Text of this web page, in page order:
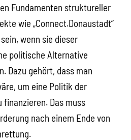
Fundamenten struktureller
wie „Connect.Donaustadt“
wenn sie dieser
politische Alternative
Dazu gehört, dass man
um eine Politik der
finanzieren. Das muss
nach einem Ende von